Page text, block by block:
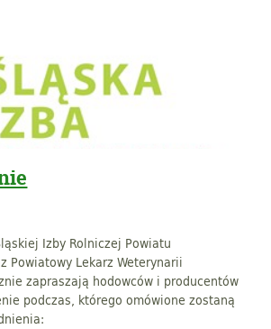
Izby Rolniczej Powiatu
Powiatowy Lekarz Weterynarii
zapraszają hodowców i producentów
podczas, którego omówione zostaną